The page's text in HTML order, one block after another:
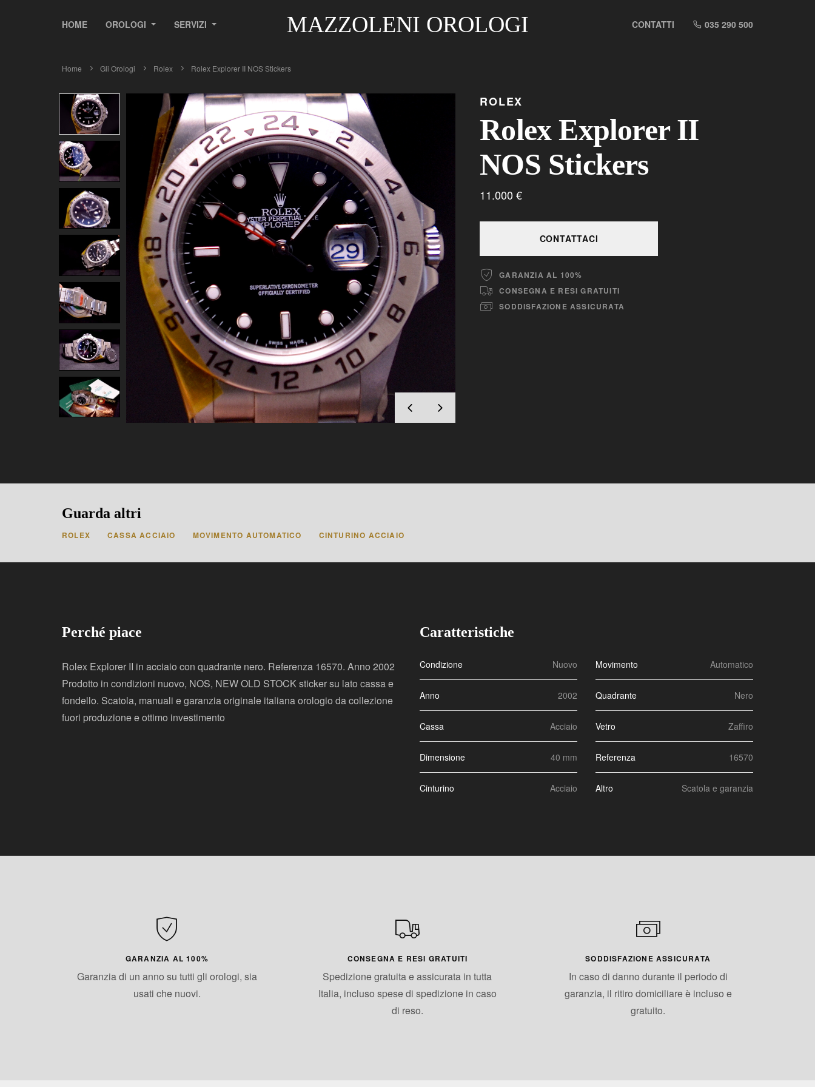
MAZZOLENI OROLOGI
HOME OROLOGI SERVIZI CONTATTI 035 290 500
Home Gli Orologi Rolex Rolex Explorer II NOS Stickers
ROLEX
Rolex Explorer II
NOS Stickers
11.000 €
CONTATTACI
GARANZIA AL 100%
CONSEGNA E RESI GRATUITI
SODDISFAZIONE ASSICURATA
Guarda altri
ROLEX CASSA ACCIAIO MOVIMENTO AUTOMATICO CINTURINO ACCIAIO
Perché piace
Rolex Explorer II in acciaio con quadrante nero. Referenza 16570. Anno 2002
Prodotto in condizioni nuovo, NOS, NEW OLD STOCK sticker su lato cassa e
fondello. Scatola, manuali e garanzia originale italiana orologio da collezione
fuori produzione e ottimo investimento
Caratteristiche
Condizione Nuovo
Anno 2002
Cassa Acciaio
Dimensione 40 mm
Cinturino Acciaio
Movimento Automatico
Quadrante Nero
Vetro Zaffiro
Referenza 16570
Altro Scatola e garanzia
GARANZIA AL 100%
Garanzia di un anno su tutti gli orologi, sia
usati che nuovi.
CONSEGNA E RESI GRATUITI
Spedizione gratuita e assicurata in tutta
Italia, incluso spese di spedizione in caso
di reso.
SODDISFAZIONE ASSICURATA
In caso di danno durante il periodo di
garanzia, il ritiro domiciliare è incluso e
gratuito.